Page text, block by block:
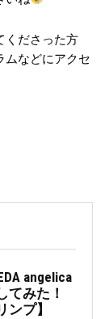
くださった方
ムなどにアクセ
angelica
てみた！
ンプ】